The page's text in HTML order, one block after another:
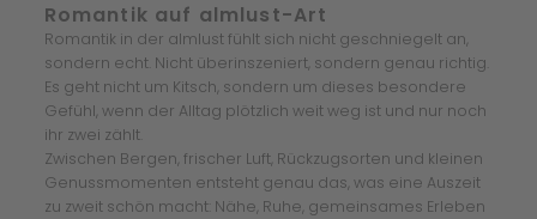
Romantik auf almlust-Art
Romantik in der almlust fühlt sich nicht geschniegelt an,
sondern echt. Nicht überinszeniert, sondern genau richtig.
Es geht nicht um Kitsch, sondern um dieses besondere
Gefühl, wenn der Alltag plötzlich weit weg ist und nur noch
ihr zwei zählt.
Zwischen Bergen, frischer Luft, Rückzugsorten und kleinen
Genussmomenten entsteht genau das, was eine Auszeit
zu zweit schön macht: Nähe, Ruhe, gemeinsames Erleben